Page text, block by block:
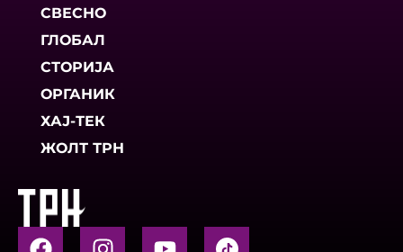
СВЕСНО
ГЛОБАЛ
СТОРИЈА
ОРГАНИК
ХАЈ-ТЕК
ЖОЛТ ТРН